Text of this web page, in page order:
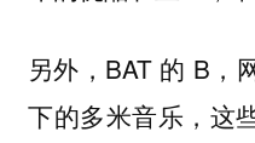
另外，BAT 的 B，
下的多米音乐，这